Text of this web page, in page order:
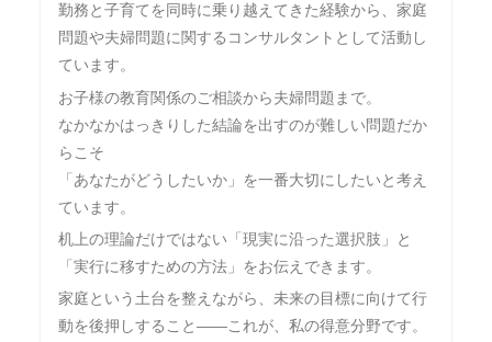
勤務と子育てを同時に乗り越えてきた経験から、家庭
問題や夫婦問題に関するコンサルタントとして活動し
ています。
お子様の教育関係のご相談から夫婦問題まで。
なかなかはっきりした結論を出すのが難しい問題だか
らこそ
「あなたがどうしたいか」を一番大切にしたいと考え
ています。
机上の理論だけではない「現実に沿った選択肢」と
「実行に移すための方法」をお伝えできます。
家庭という土台を整えながら、未来の目標に向けて行
動を後押しすること――これが、私の得意分野です。